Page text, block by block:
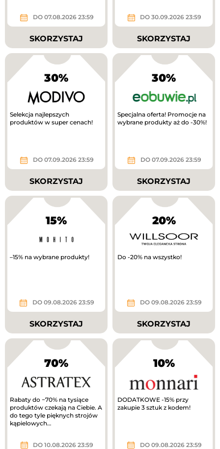
DO 07.08.2026 23:59
SKORZYSTAJ
DO 30.09.2026 23:59
SKORZYSTAJ
30%
Selekcja najlepszych
produktów w super cenach!
DO 07.09.2026 23:59
SKORZYSTAJ
30%
Specjalna oferta! Promocje na
wybrane produkty aż do -30%!
DO 07.09.2026 23:59
SKORZYSTAJ
15%
–15% na wybrane produkty!
DO 09.08.2026 23:59
SKORZYSTAJ
20%
Do -20% na wszystko!
DO 09.08.2026 23:59
SKORZYSTAJ
70%
Rabaty do −70% na tysiące
produktów czekają na Ciebie. A
do tego tyle pięknych strojów
kąpielowych…
DO 10.08.2026 23:59
10%
DODATKOWE -15% przy
zakupie 3 sztuk z kodem!
DO 09.08.2026 23:59